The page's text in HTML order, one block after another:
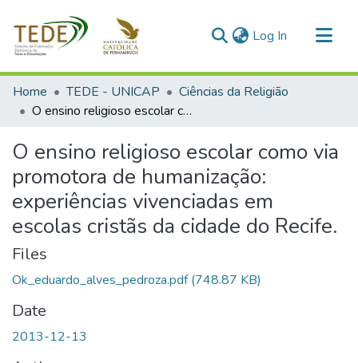
Log In (current)
Communities & Collections
All of DSpace
Home TEDE - UNICAP
Ciências da Religião
O ensino religioso escolar como via promotora de humanização: experiências vivenciadas em escolas cristãs da cidade do Recife.
O ensino religioso escolar como via
promotora de humanização:
experiências vivenciadas em
escolas cristãs da cidade do Recife.
Files
Ok_eduardo_alves_pedroza.pdf(748.87 KB)
Date
2013-12-13